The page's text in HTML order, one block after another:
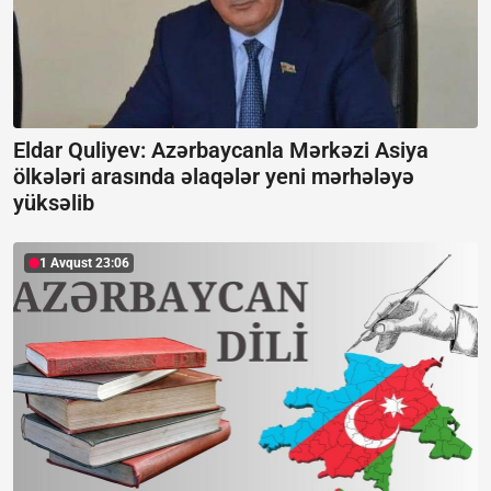
Eldar Quliyev: Azərbaycanla Mərkəzi Asiya
ölkələri arasında əlaqələr yeni mərhələyə
yüksəlib
1 Avqust 23:06